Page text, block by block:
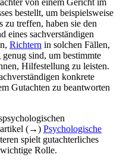
bestellt, um beispielsweise
zu treffen, haben sie den
eines sachverständigen
Richtern in solchen Fällen,
sind, um bestimmte
Hilfestellung zu leisten.
konkrete
Gutachten zu beantworten
(→) Psychologische
spielt gutachterliches
Rolle.